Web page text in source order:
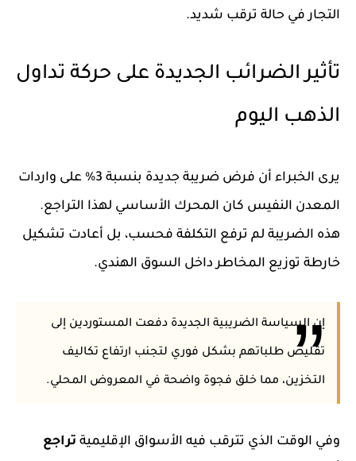
التجار في حالة ترقب شديد.
تأثير الضرائب الجديدة على حركة تداول
الذهب اليوم
يرى الخبراء أن فرض ضريبة جديدة بنسبة 3%
على واردات
المعدن النفيس كان المحرك الأساسي لهذا التراجع.
هذه الضريبة لم ترفع التكلفة فحسب، بل أعادت تشكيل
خارطة توزيع المخاطر داخل السوق الهندي.
إن السياسة الضريبية الجديدة دفعت المستوردين إلى
تقليص طلباتهم بشكل فوري لتجنب ارتفاع تكاليف
التخزين، مما خلق فجوة واضحة في المعروض المحلي.
وفي الوقت الذي تترقب فيه الأسواق الإقليمية تراجع